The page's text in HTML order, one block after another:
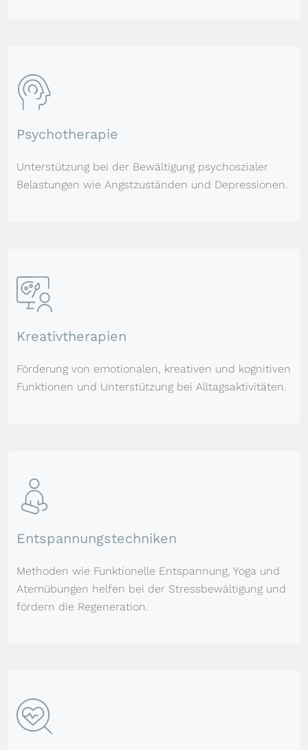
Psychotherapie
Unterstützung bei der Bewältigung psychoszialer
Belastungen wie Angstzuständen und Depressionen.
Kreativtherapien
Förderung von emotionalen, kreativen und kognitiven
Funktionen und Unterstützung bei Alltagsaktivitäten.
Entspannungstechniken
Methoden wie Funktionelle Entspannung, Yoga und
Atemübungen helfen bei der Stressbewältigung und
fördern die Regeneration.